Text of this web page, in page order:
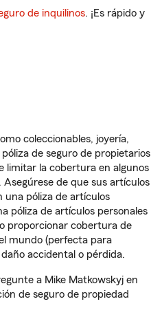
de inquilinos. ¡Es rápido y
coleccionables, joyería,
de seguro de propietarios
limitar la cobertura en algunos
Asegúrese de que sus artículos
una póliza de artículos
póliza de artículos personales
proporcionar cobertura de
mundo (perfecta para
accidental o pérdida.
a Mike Matkowskyj en
de seguro de propiedad